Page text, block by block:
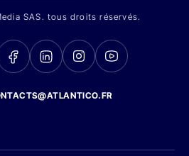
SAS. tous droits réservés.